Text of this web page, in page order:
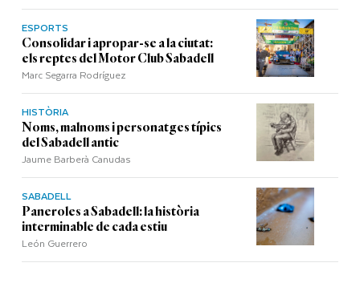
ESPORTS
Consolidar i apropar-se a la ciutat:
els reptes del Motor Club Sabadell
Marc Segarra Rodríguez
HISTÒRIA
Noms, malnoms i personatges típics
del Sabadell antic
Jaume Barberà Canudas
SABADELL
Paneroles a Sabadell: la història
interminable de cada estiu
León Guerrero